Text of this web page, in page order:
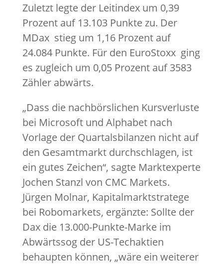
Zuletzt legte der Leitindex um 0,39
Prozent auf 13.103 Punkte zu. Der
MDax stieg um 1,16 Prozent auf
24.084 Punkte. Für den EuroStoxx ging
es zugleich um 0,05 Prozent auf 3583
Zähler abwärts.
„Dass die nachbörslichen Kursverluste
bei Microsoft und Alphabet nach
Vorlage der Quartalsbilanzen nicht auf
den Gesamtmarkt durchschlagen, ist
ein gutes Zeichen“, sagte Marktexperte
Jochen Stanzl von CMC Markets.
Jürgen Molnar, Kapitalmarktstratege
bei Robomarkets, ergänzte: Sollte der
Dax die 13.000-Punkte-Marke im
Abwärtssog der US-Techaktien
behaupten können, „wäre ein weiterer